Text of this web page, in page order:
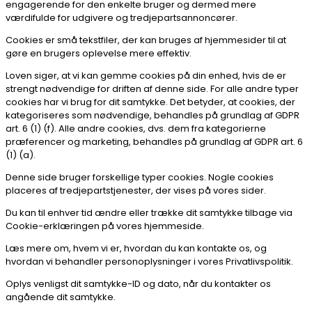
engagerende for den enkelte bruger og dermed mere
værdifulde for udgivere og tredjepartsannoncører.
Cookies er små tekstfiler, der kan bruges af hjemmesider til at
gøre en brugers oplevelse mere effektiv.
Loven siger, at vi kan gemme cookies på din enhed, hvis de er
strengt nødvendige for driften af denne side. For alle andre typer
cookies har vi brug for dit samtykke. Det betyder, at cookies, der
kategoriseres som nødvendige, behandles på grundlag af GDPR
art. 6 (1) (f). Alle andre cookies, dvs. dem fra kategorierne
præferencer og marketing, behandles på grundlag af GDPR art. 6
(1) (a).
Denne side bruger forskellige typer cookies. Nogle cookies
placeres af tredjepartstjenester, der vises på vores sider.
Du kan til enhver tid ændre eller trække dit samtykke tilbage via
Cookie-erklæringen på vores hjemmeside.
Læs mere om, hvem vi er, hvordan du kan kontakte os, og
hvordan vi behandler personoplysninger i vores Privatlivspolitik.
Oplys venligst dit samtykke-ID og dato, når du kontakter os
angående dit samtykke.